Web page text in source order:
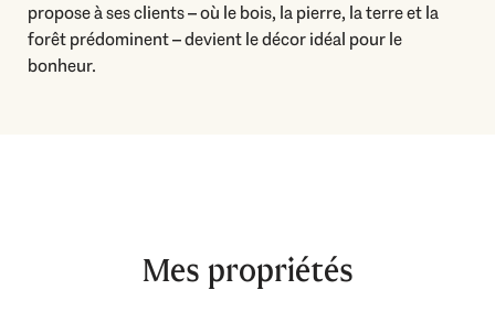
propose à ses clients – où le bois, la pierre, la terre et la
forêt prédominent – devient le décor idéal pour le
bonheur.
Mes propriétés